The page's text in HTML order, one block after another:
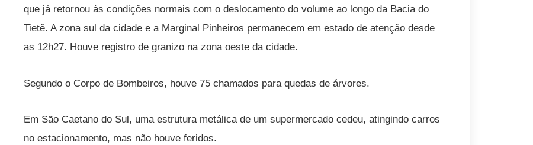
que já retornou às condições normais com o deslocamento do volume ao longo da Bacia do
Tietê. A zona sul da cidade e a Marginal Pinheiros permanecem em estado de atenção desde
as 12h27. Houve registro de granizo na zona oeste da cidade.
Segundo o Corpo de Bombeiros, houve 75 chamados para quedas de árvores.
Em São Caetano do Sul, uma estrutura metálica de um supermercado cedeu, atingindo carros
no estacionamento, mas não houve feridos.